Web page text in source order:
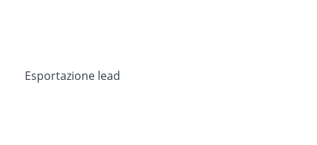
Esportazione lead